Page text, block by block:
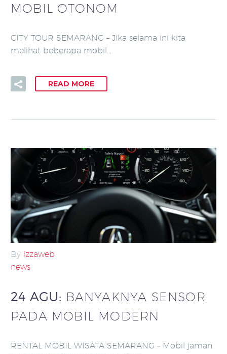
MOBIL OTONOM
CITY TOUR SEMARANG – Jika selama ini kita
melihat beberapa mobil…
READ MORE
By izzaweb
news
24 AGU: BANYAKNYA SENSOR
PADA MOBIL MODERN
RENTAL MOBIL WISATA SEMARANG – Mobil jaman